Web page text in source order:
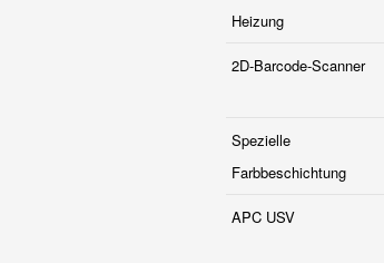
Heizung
2D-Barcode-Scanner
Spezielle
Farbbeschichtung
APC USV